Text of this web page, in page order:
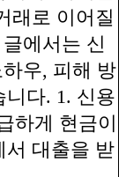
래로 이어질
에서는 신
우, 피해 방
다. 1. 신용
하게 현금이
서 대출을 받